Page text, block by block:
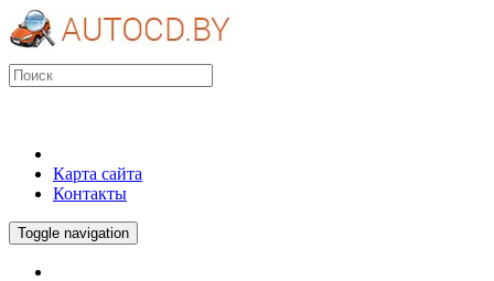
Карта сайта
Контакты
Toggle navigation